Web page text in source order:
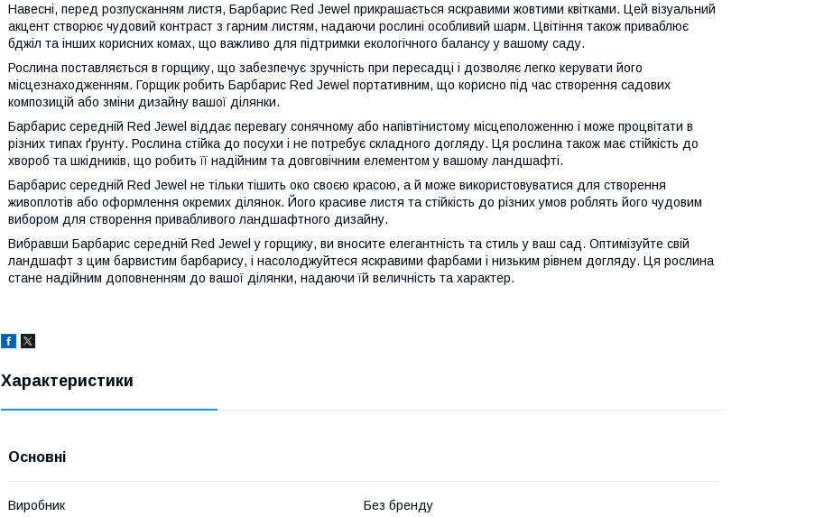
Навесні, перед розпусканням листя, Барбарис Red Jewel прикрашається яскравими жовтими квітками. Цей візуальний
акцент створює чудовий контраст з гарним листям, надаючи рослині особливий шарм. Цвітіння також приваблює
бджіл та інших корисних комах, що важливо для підтримки екологічного балансу у вашому саду.
Рослина поставляється в горщику, що забезпечує зручність при пересадці і дозволяє легко керувати його
місцезнаходженням. Горщик робить Барбарис Red Jewel портативним, що корисно під час створення садових
композицій або зміни дизайну вашої ділянки.
Барбарис середній Red Jewel віддає перевагу сонячному або напівтінистому місцеположенню і може процвітати в
різних типах ґрунту. Рослина стійка до посухи і не потребує складного догляду. Ця рослина також має стійкість до
хвороб та шкідників, що робить її надійним та довговічним елементом у вашому ландшафті.
Барбарис середній Red Jewel не тільки тішить око своєю красою, а й може використовуватися для створення
живоплотів або оформлення окремих ділянок. Його красиве листя та стійкість до різних умов роблять його чудовим
вибором для створення привабливого ландшафтного дизайну.
Вибравши Барбарис середній Red Jewel у горщику, ви вносите елегантність та стиль у ваш сад. Оптимізуйте свій
ландшафт з цим барвистим барбарису, і насолоджуйтеся яскравими фарбами і низьким рівнем догляду. Ця рослина
стане надійним доповненням до вашої ділянки, надаючи їй величність та характер.
Характеристики
Основні
Виробник Без бренду